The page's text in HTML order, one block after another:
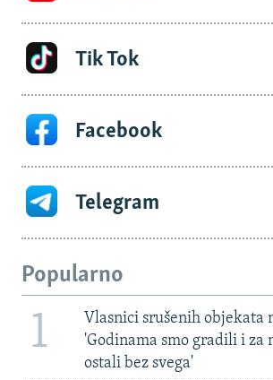
Tik Tok
Facebook
Telegram
Popularno
1
Vlasnici srušenih objekata
'Godinama smo gradili i za
ostali bez svega'